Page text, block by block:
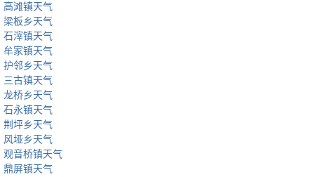
高滩镇天气
梁板乡天气
石滓镇天气
牟家镇天气
护邻乡天气
三古镇天气
龙桥乡天气
石永镇天气
荆坪乡天气
风垭乡天气
观音桥镇天气
鼎屏镇天气